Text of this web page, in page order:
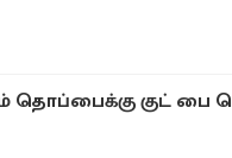
தொப்பைக்கு குட் பை